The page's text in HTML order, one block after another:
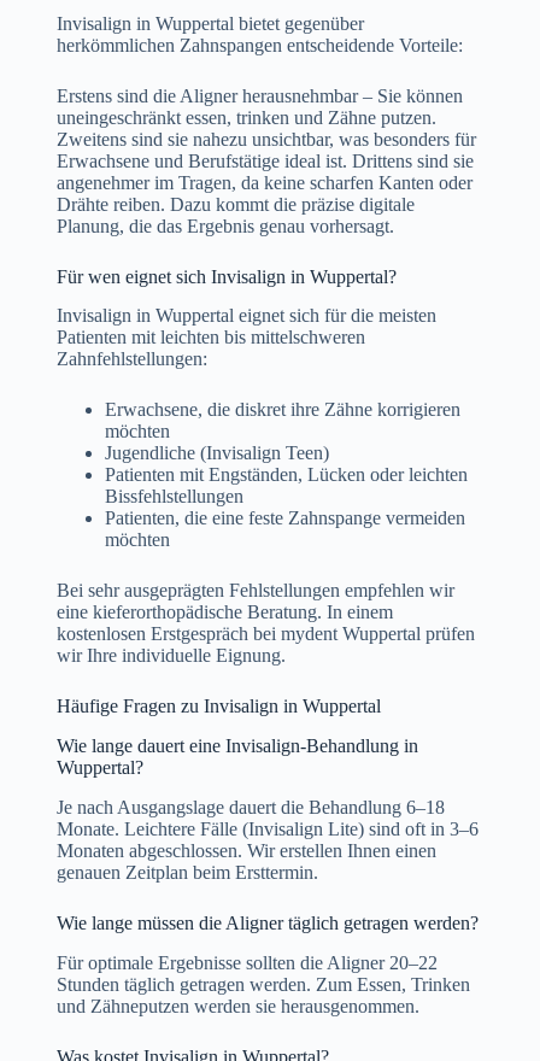
Invisalign in Wuppertal bietet gegenüber
herkömmlichen Zahnspangen entscheidende Vorteile:
Erstens sind die Aligner herausnehmbar – Sie können
uneingeschränkt essen, trinken und Zähne putzen.
Zweitens sind sie nahezu unsichtbar, was besonders für
Erwachsene und Berufstätige ideal ist. Drittens sind sie
angenehmer im Tragen, da keine scharfen Kanten oder
Drähte reiben. Dazu kommt die präzise digitale
Planung, die das Ergebnis genau vorhersagt.
Für wen eignet sich Invisalign in Wuppertal?
Invisalign in Wuppertal eignet sich für die meisten
Patienten mit leichten bis mittelschweren
Zahnfehlstellungen:
Erwachsene, die diskret ihre Zähne korrigieren
möchten
Jugendliche (Invisalign Teen)
Patienten mit Engständen, Lücken oder leichten
Bissfehlstellungen
Patienten, die eine feste Zahnspange vermeiden
möchten
Bei sehr ausgeprägten Fehlstellungen empfehlen wir
eine kieferorthopädische Beratung. In einem
kostenlosen Erstgespräch bei mydent Wuppertal prüfen
wir Ihre individuelle Eignung.
Häufige Fragen zu Invisalign in Wuppertal
Wie lange dauert eine Invisalign-Behandlung in
Wuppertal?
Je nach Ausgangslage dauert die Behandlung 6–18
Monate. Leichtere Fälle (Invisalign Lite) sind oft in 3–6
Monaten abgeschlossen. Wir erstellen Ihnen einen
genauen Zeitplan beim Ersttermin.
Wie lange müssen die Aligner täglich getragen werden?
Für optimale Ergebnisse sollten die Aligner 20–22
Stunden täglich getragen werden. Zum Essen, Trinken
und Zähneputzen werden sie herausgenommen.
Was kostet Invisalign in Wuppertal?